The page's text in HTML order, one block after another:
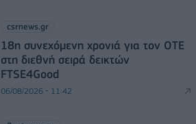
csrnews.gr
18η συνεχόμενη χρονιά για τον ΟΤΕ
στη διεθνή σειρά δεικτών
FTSE4Good
06/08/2026 - 11:42